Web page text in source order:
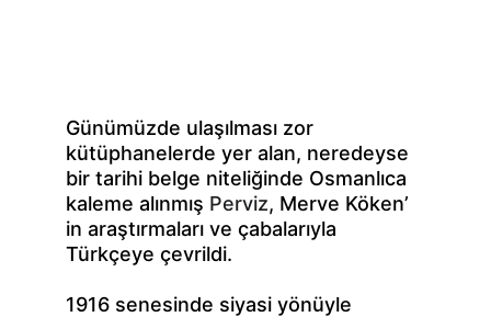
Günümüzde ulaşılması zor
kütüphanelerde yer alan, neredeyse
bir tarihi belge niteliğinde Osmanlıca
kaleme alınmış Perviz, Merve Köken’
in araştırmaları ve çabalarıyla
Türkçeye çevrildi.
​1916 senesinde siyasi yönüyle